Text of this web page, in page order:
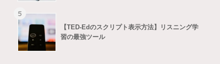
5
【TED-Edのスクリプト表示方法】リスニング学
習の最強ツール